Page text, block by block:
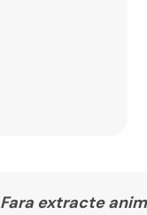
Fara extracte